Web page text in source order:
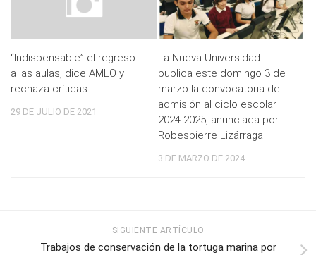
“Indispensable” el regreso
a las aulas, dice AMLO y
rechaza críticas
29 DE JULIO DE 2021
La Nueva Universidad
publica este domingo 3 de
marzo la convocatoria de
admisión al ciclo escolar
2024-2025, anunciada por
Robespierre Lizárraga
3 DE MARZO DE 2024
SIGUIENTE ARTÍCULO
Trabajos de conservación de la tortuga marina por